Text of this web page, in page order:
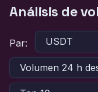
Análisis de
Par: